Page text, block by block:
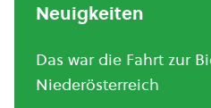
Neuigkeiten
Das war die Fahrt zur
Niederösterreich